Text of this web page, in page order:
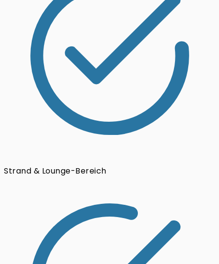
Strand & Lounge-Bereich